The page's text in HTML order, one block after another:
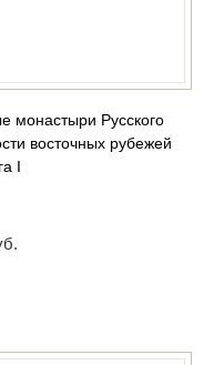
монастыри Русского
восточных рубежей
I